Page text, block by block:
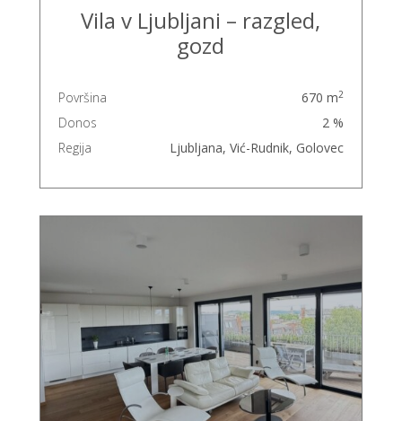
Vila v Ljubljani – razgled,
gozd
Površina 670 m2
Donos
2 %
Regija
Ljubljana, Vić-Rudnik, Golovec